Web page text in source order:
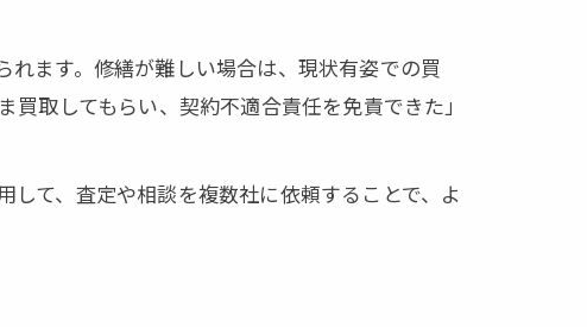
ます。修繕が難しい場合は、現状有姿での買
取してもらい、契約不適合責任を免責できた」
て、査定や相談を複数社に依頼することで、よ